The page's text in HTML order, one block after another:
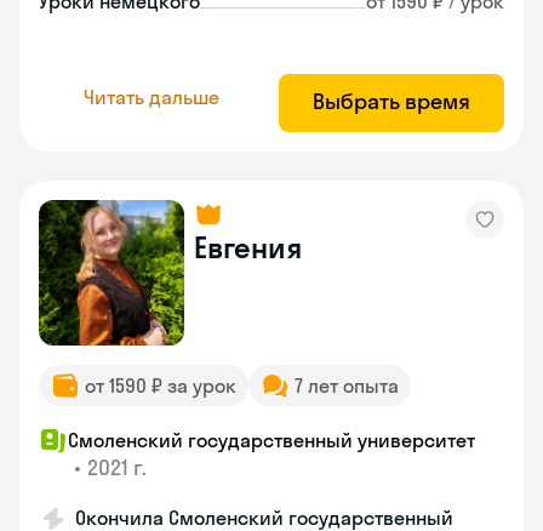
Читать дальше Выбрать время
Евгения
от 1590 ₽ за урок 7 лет опыта
Смоленский государственный университет
• 2021 г.
Окончила Смоленский государственный